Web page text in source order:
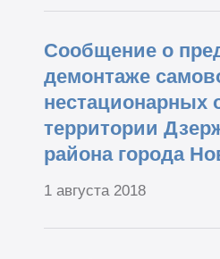
Сообщение о
демонтаже
нестационарных
территории
района города
1 августа 2018